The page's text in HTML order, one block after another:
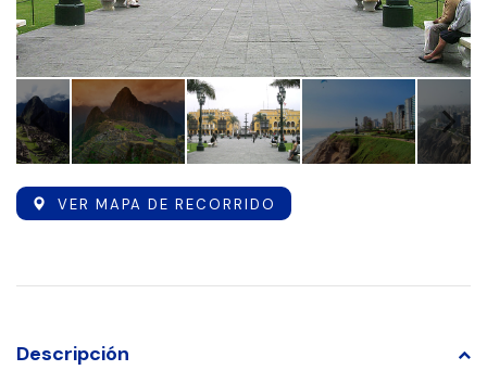
VER MAPA DE RECORRIDO
Descripción